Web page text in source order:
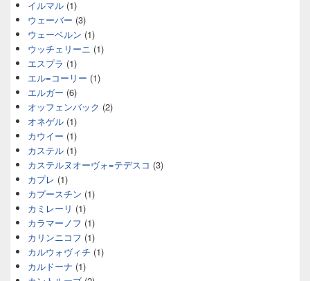
イルマル (1)
ウェーバー (3)
ウェーベルン (1)
ウッチェリーニ (1)
エスプラ (1)
エル=コーリー (1)
エルガー (6)
オッフェンバック (2)
オネゲル (1)
カウイー (1)
カステル (1)
カステルヌオーヴォ=テデスコ (3)
カプレ (1)
カプースチン (1)
カミレーリ (1)
カラマーノフ (1)
カリンニコフ (1)
カルウォヴィチ (1)
カルドーナ (1)